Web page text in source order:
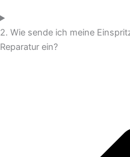
2. Wie sende ich meine
Reparatur ein?